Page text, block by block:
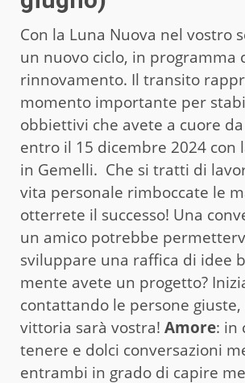
Con la Luna Nuova nel vostro
un nuovo ciclo, in programma
rinnovamento. Il transito
momento importante per
obbiettivi che avete a cuore
entro il 15 dicembre 2024 con
in Gemelli. Che si tratti di
vita personale rimboccate le
otterrete il successo! Una
un amico potrebbe
sviluppare una raffica di idee
mente avete un progetto?
contattando le persone giuste,
vittoria sarà vostra! Amore: in
tenere e dolci conversazioni
entrambi in grado di capire